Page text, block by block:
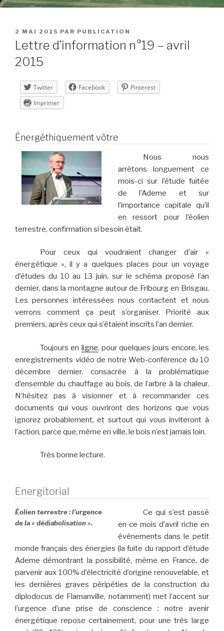
PUBLIÉ
LE
2 MAI 2015 PAR PUBLICATION
Lettre d’information n°19 – avril
2015
Twitter Facebook
Pinterest
Imprimer
Énergéthiquement vôtre
Nous nous
arrêtons longuement ce
mois-ci sur l’étude fuitée
de l’Ademe et sur
l’importance capitale qu’il
en ressort pour l’éolien
terrestre, confirmation si besoin était.
Pour ceux qui voudraient changer d’air «
énergétique », il y a quelques places pour un voyage
d’études du 10 au 13 juin, sur le schéma proposé l’an
dernier, dans la montagne autour de Fribourg en Brisgau.
Les personnes intéressées nous contactent et nous
verrons comment ça peut s’organiser. Priorité aux
premiers, après ceux qui s’étaient inscrits l’an dernier.
Toujours en ligne, pour quelques jours encore, les
enregistrements vidéo de notre Web-conférence du 10
décembre dernier, consacrée à la problématique
d’ensemble du chauffage au bois, de l’arbre à la chaleur.
N’hésitez pas à visionner et à recommander ces
documents qui vous ouvriront des horizons que vous
ignorez probablement, et surtout qui vous inviteront à
l’action, parce que, même en ville, le bois n’est jamais loin.
Très bonne lecture.
Energitorial
Éolien terrestre : l’urgence
de la « dédiabolisation ».
Ce qui s’est passé
en ce mois d’avril riche en
évènements dans le petit
monde français des énergies (la fuite du rapport d’étude
Ademe démontrant la possibilité, même en France, de
parvenir aux 100% d’électricité d’origine renouvelable, et
les dernières graves péripéties de la construction du
diplodocus de Flamanville, notamment) met l’accent sur
l’urgence d’une prise de conscience : notre avenir
énergétique repose certainement, pour une très large